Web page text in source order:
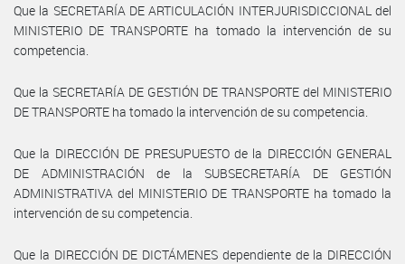
Que la SECRETARÍA DE ARTICULACIÓN INTERJURISDICCIONAL del
MINISTERIO DE TRANSPORTE ha tomado la intervención de su
competencia.
Que la SECRETARÍA DE GESTIÓN DE TRANSPORTE del MINISTERIO
DE TRANSPORTE ha tomado la intervención de su competencia.
Que la DIRECCIÓN DE PRESUPUESTO de la DIRECCIÓN GENERAL
DE ADMINISTRACIÓN de la SUBSECRETARÍA DE GESTIÓN
ADMINISTRATIVA del MINISTERIO DE TRANSPORTE ha tomado la
intervención de su competencia.
Que la DIRECCIÓN DE DICTÁMENES dependiente de la DIRECCIÓN